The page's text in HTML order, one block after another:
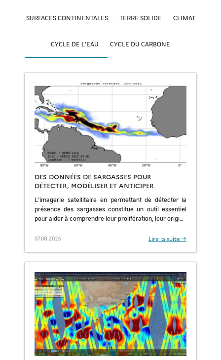
SURFACES CONTINENTALES TERRE SOLIDE CLIMAT
CYCLE DE L’EAU CYCLE DU CARBONE
DES DONNÉES DE SARGASSES POUR
DÉTECTER, MODÉLISER ET ANTICIPER
L’imagerie satellitaire en permettant de détecter la
présence des sargasses constitue un outil essentiel
pour aider à comprendre leur prolifération, leur origine
[…]
07.08.2026 Lire la suite →